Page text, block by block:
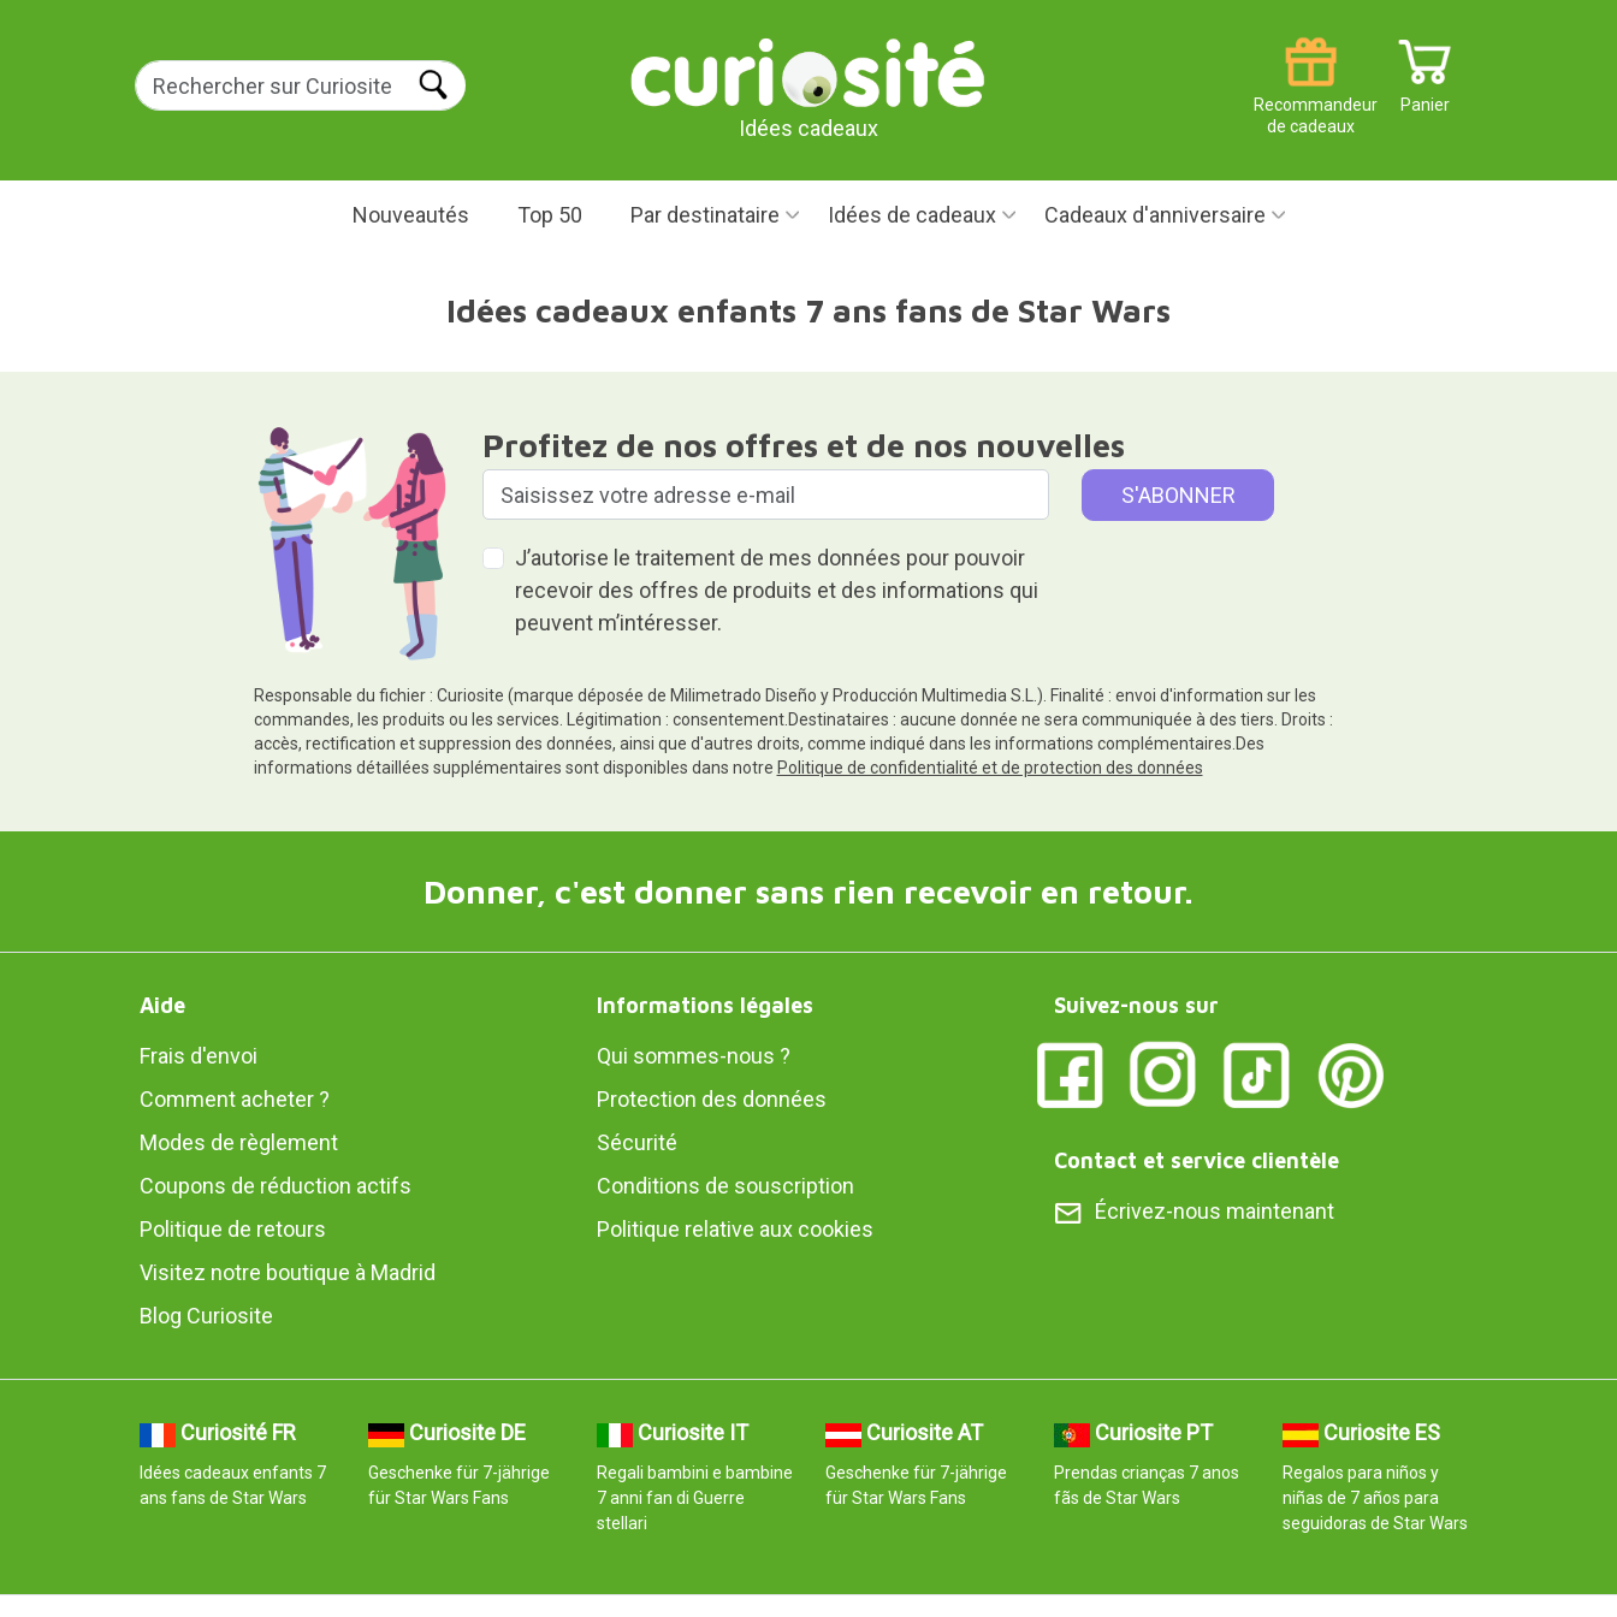
Idées cadeaux
Panier
Recommandeur
de cadeaux
Nouveautés Top 50 Par destinataire Idées de cadeaux Cadeaux d'anniversaire
Idées cadeaux enfants 7 ans fans de Star Wars
Profitez de nos offres et de nos nouvelles
J’autorise le traitement de mes données pour pouvoir
recevoir des offres de produits et des informations qui
peuvent m’intéresser.
Responsable du fichier : Curiosite (marque déposée de Milimetrado Diseño y Producción Multimedia S.L.). Finalité : envoi d'information sur les
commandes, les produits ou les services. Légitimation : consentement.Destinataires : aucune donnée ne sera communiquée à des tiers. Droits :
accès, rectification et suppression des données, ainsi que d'autres droits, comme indiqué dans les informations complémentaires.Des
informations détaillées supplémentaires sont disponibles dans notre Politique de confidentialité et de protection des données
Donner, c'est donner sans rien recevoir en retour.
Aide
Frais d'envoi
Comment acheter ?
Modes de règlement
Coupons de réduction actifs
Politique de retours
Visitez notre boutique à Madrid
Blog Curiosite
Informations légales
Qui sommes-nous ?
Protection des données
Sécurité
Conditions de souscription
Politique relative aux cookies
Suivez-nous sur
Contact et service clientèle
Écrivez-nous maintenant
Curiosité FR
Idées cadeaux enfants 7
ans fans de Star Wars
Curiosite DE
Geschenke für 7-jährige
für Star Wars Fans
Curiosite IT
Regali bambini e bambine
7 anni fan di Guerre
stellari
Curiosite AT
Geschenke für 7-jährige
für Star Wars Fans
Curiosite PT
Prendas crianças 7 anos
fãs de Star Wars
Curiosite ES
Regalos para niños y
niñas de 7 años para
seguidoras de Star Wars